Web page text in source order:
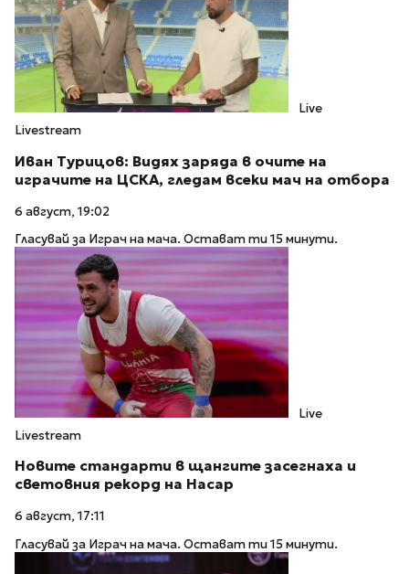
Live
Livestream
Иван Турицов: Видях заряда в очите на
играчите на ЦСКА, гледам всеки мач на отбора
6 август, 19:02
Гласувай за Играч на мача. Остават ти 15 минути.
Live
Livestream
Новите стандарти в щангите засегнаха и
световния рекорд на Насар
6 август, 17:11
Гласувай за Играч на мача. Остават ти 15 минути.